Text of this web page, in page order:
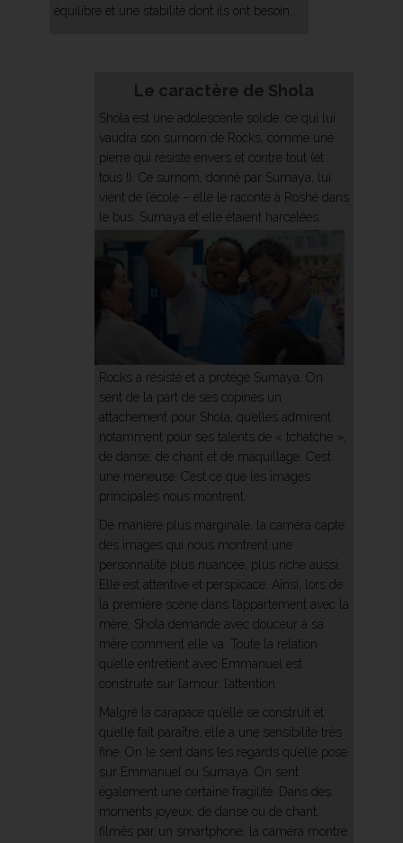
équilibre et une stabilité dont ils ont besoin.
Le caractère de Shola
Shola est une adolescente solide, ce qui lui
vaudra son surnom de Rocks, comme une
pierre qui résiste envers et contre tout (et
tous !). Ce surnom, donné par Sumaya, lui
vient de l’école – elle le raconte à Roshé dans
le bus. Sumaya et elle étaient harcelées.
Rocks a résisté et a protégé Sumaya. On
sent de la part de ses copines un
attachement pour Shola, qu’elles admirent
notamment pour ses talents de « tchatche »,
de danse, de chant et de maquillage. C’est
une meneuse. C’est ce que les images
principales nous montrent.
De manière plus marginale, la caméra capte
des images qui nous montrent une
personnalité plus nuancée, plus riche aussi.
Elle est attentive et perspicace. Ainsi, lors de
la première scène dans l’appartement avec la
mère, Shola demande avec douceur à sa
mère comment elle va. Toute la relation
qu’elle entretient avec Emmanuel est
construite sur l’amour, l’attention.
Malgré la carapace qu’elle se construit et
qu’elle fait paraître, elle a une sensibilité très
fine. On le sent dans les regards qu’elle pose
sur Emmanuel ou Sumaya. On sent
également une certaine fragilité. Dans des
moments joyeux, de danse ou de chant,
filmés par un smartphone, la caméra montre